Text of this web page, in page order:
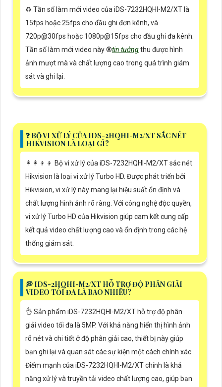
♻️ Tần số làm mới video của iDS-7232HQHI-M2/XT là
15fps hoặc 25fps cho đầu ghi đơn kênh, và
720p@30fps hoặc 1080p@15fps cho đầu ghi đa kênh.
Tần số làm mới video này ®️tin tưởngthu được hình
ảnh mượt mà và chất lượng cao trong quá trình giám
sát và ghi lại.
️❓ BỘ VI XỬ LÝ CỦA IDS-2HQHI-M2/XT SẮC NÉT
HIKVISION LÀ LOẠI GÌ?
👩‍👩‍👦‍👦 Bộ vi xử lý của iDS-7232HQHI-M2/XT sắc nét
Hikvision là loại vi xử lý Turbo HD. Được phát triển bởi
Hikvision, vi xử lý này mang lại hiệu suất ổn định và
chất lượng hình ảnh rõ ràng. Với công nghệ độc quyền,
vi xử lý Turbo HD của Hikvision giúp cam kết cung cấp
kết quả video chất lượng cao và ổn định trong các hệ
thống giám sát.
️💭 IDS-2HQHI-M2/XT HỖ TRỢ ĐỘ PHÂN GIẢI
VIDEO TỐI ĐA LÀ BAO NHIÊU?
👌 Sản phẩm iDS-7232HQHI-M2/XT hỗ trợ độ phân
giải video tối đa là 5MP. Với khả năng hiển thị hình ảnh
rõ nét và chi tiết ở độ phân giải cao, thiết bị này giúp
bạn ghi lại và quan sát các sự kiện một cách chính xác.
Điểm mạnh của iDS-7232HQHI-M2/XT chính là khả
năng xử lý và truyền tải video chất lượng cao, giúp bạn